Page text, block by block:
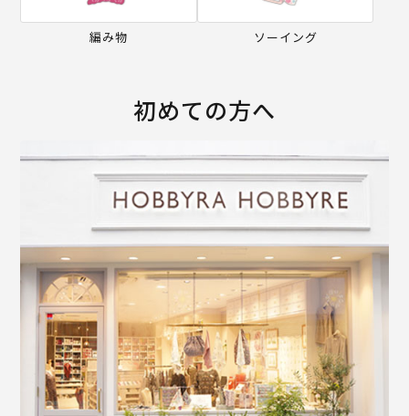
編み物 ソーイング
初めての方へ